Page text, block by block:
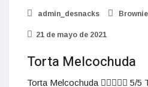
admin_desnacks
21 de mayo de 2021
Torta Melcochuda
Torta Melcochuda  5/5